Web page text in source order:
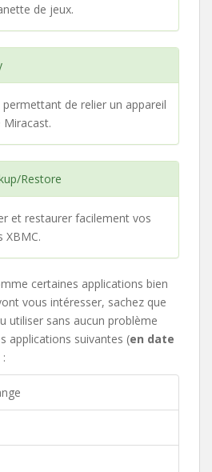
de jeux.
de relier un appareil
Restore
et restaurer facilement vos
XBMC.
certaines applications bien
vous intéresser, sachez que
utiliser sans aucun problème
applications suivantes (en date
: